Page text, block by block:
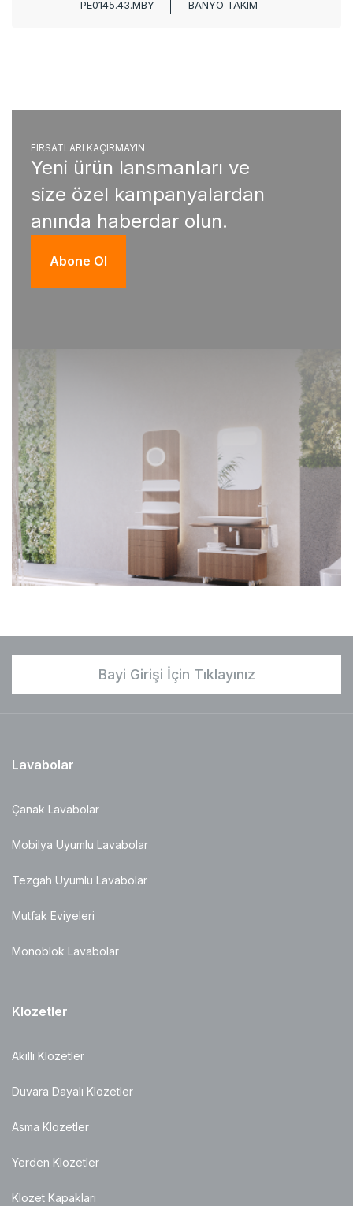
PE0145.43.MBY BANYO TAKIM
FIRSATLARI KAÇIRMAYIN
Yeni ürün lansmanları ve
size özel kampanyalardan
anında haberdar olun.
Abone Ol
Bayi Girişi İçin Tıklayınız
Lavabolar
Çanak Lavabolar
Mobilya Uyumlu Lavabolar
Tezgah Uyumlu Lavabolar
Mutfak Eviyeleri
Monoblok Lavabolar
Klozetler
Akıllı Klozetler
Duvara Dayalı Klozetler
Asma Klozetler
Yerden Klozetler
Klozet Kapakları